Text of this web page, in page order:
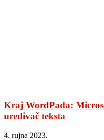
Kraj WordPada:
uređivač teksta
4. rujna 2023.